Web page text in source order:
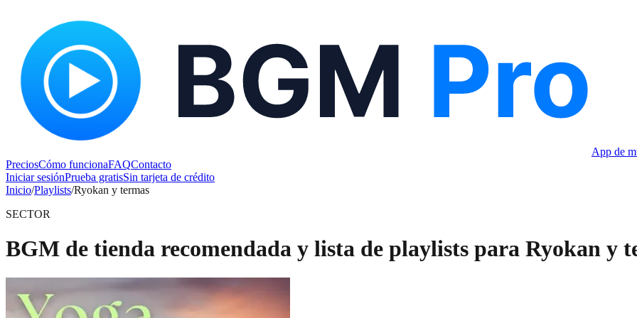
App de
PreciosCómo funcionaFAQContacto
Iniciar sesiónPrueba gratisSin tarjeta de crédito
Inicio/Playlists/Ryokan y termas
SECTOR
BGM de tienda recomendada y lista de playlists para Ryokan y